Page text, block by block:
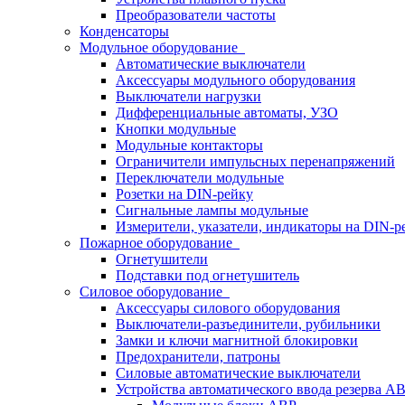
Преобразователи частоты
Конденсаторы
Модульное оборудование
Автоматические выключатели
Аксессуары модульного оборудования
Выключатели нагрузки
Дифференциальные автоматы, УЗО
Кнопки модульные
Модульные контакторы
Ограничители импульсных перенапряжений
Переключатели модульные
Розетки на DIN-рейку
Сигнальные лампы модульные
Измерители, указатели, индикаторы на DIN-
Пожарное оборудование
Огнетушители
Подставки под огнетушитель
Силовое оборудование
Аксессуары силового оборудования
Выключатели-разъединители, рубильники
Замки и ключи магнитной блокировки
Предохранители, патроны
Силовые автоматические выключатели
Устройства автоматического ввода резерва